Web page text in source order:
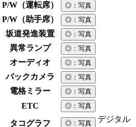
P/W（運転席） ◎ ：写真
P/W（助手席） ◎ ：写真
坂道発進装置 ◎ ：写真
異常ランプ ◎ ：写真
オーディオ ◎ ：写真
バックカメラ ◎ ：写真
電格ミラー ◎ ：写真
ETC ◎ ：写真
タコグラフ ◎ ：写真 デジタル